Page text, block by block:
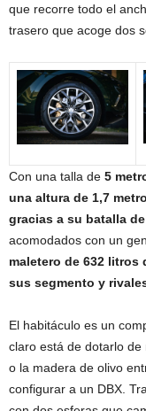
que recorre todo el
trasero que acoge dos
Con una talla de 5
una altura de 1,7
gracias a su batalla
acomodados con un
maletero de 632 litros
sus segmento y
El habitáculo es un
claro está de dotarlo
o la madera de olivo
configurar a un DBX.